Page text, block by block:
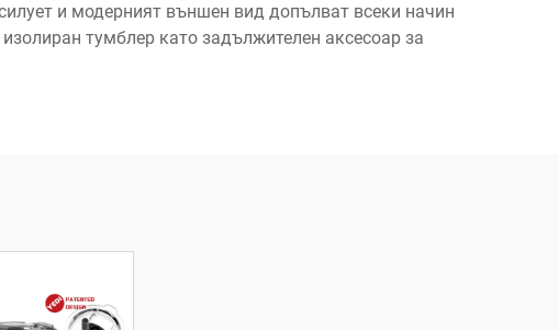
и модерният външен вид допълват всеки начин
тумблер като задължителен аксесоар за